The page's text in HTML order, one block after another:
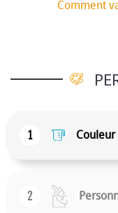
Comment
1
2